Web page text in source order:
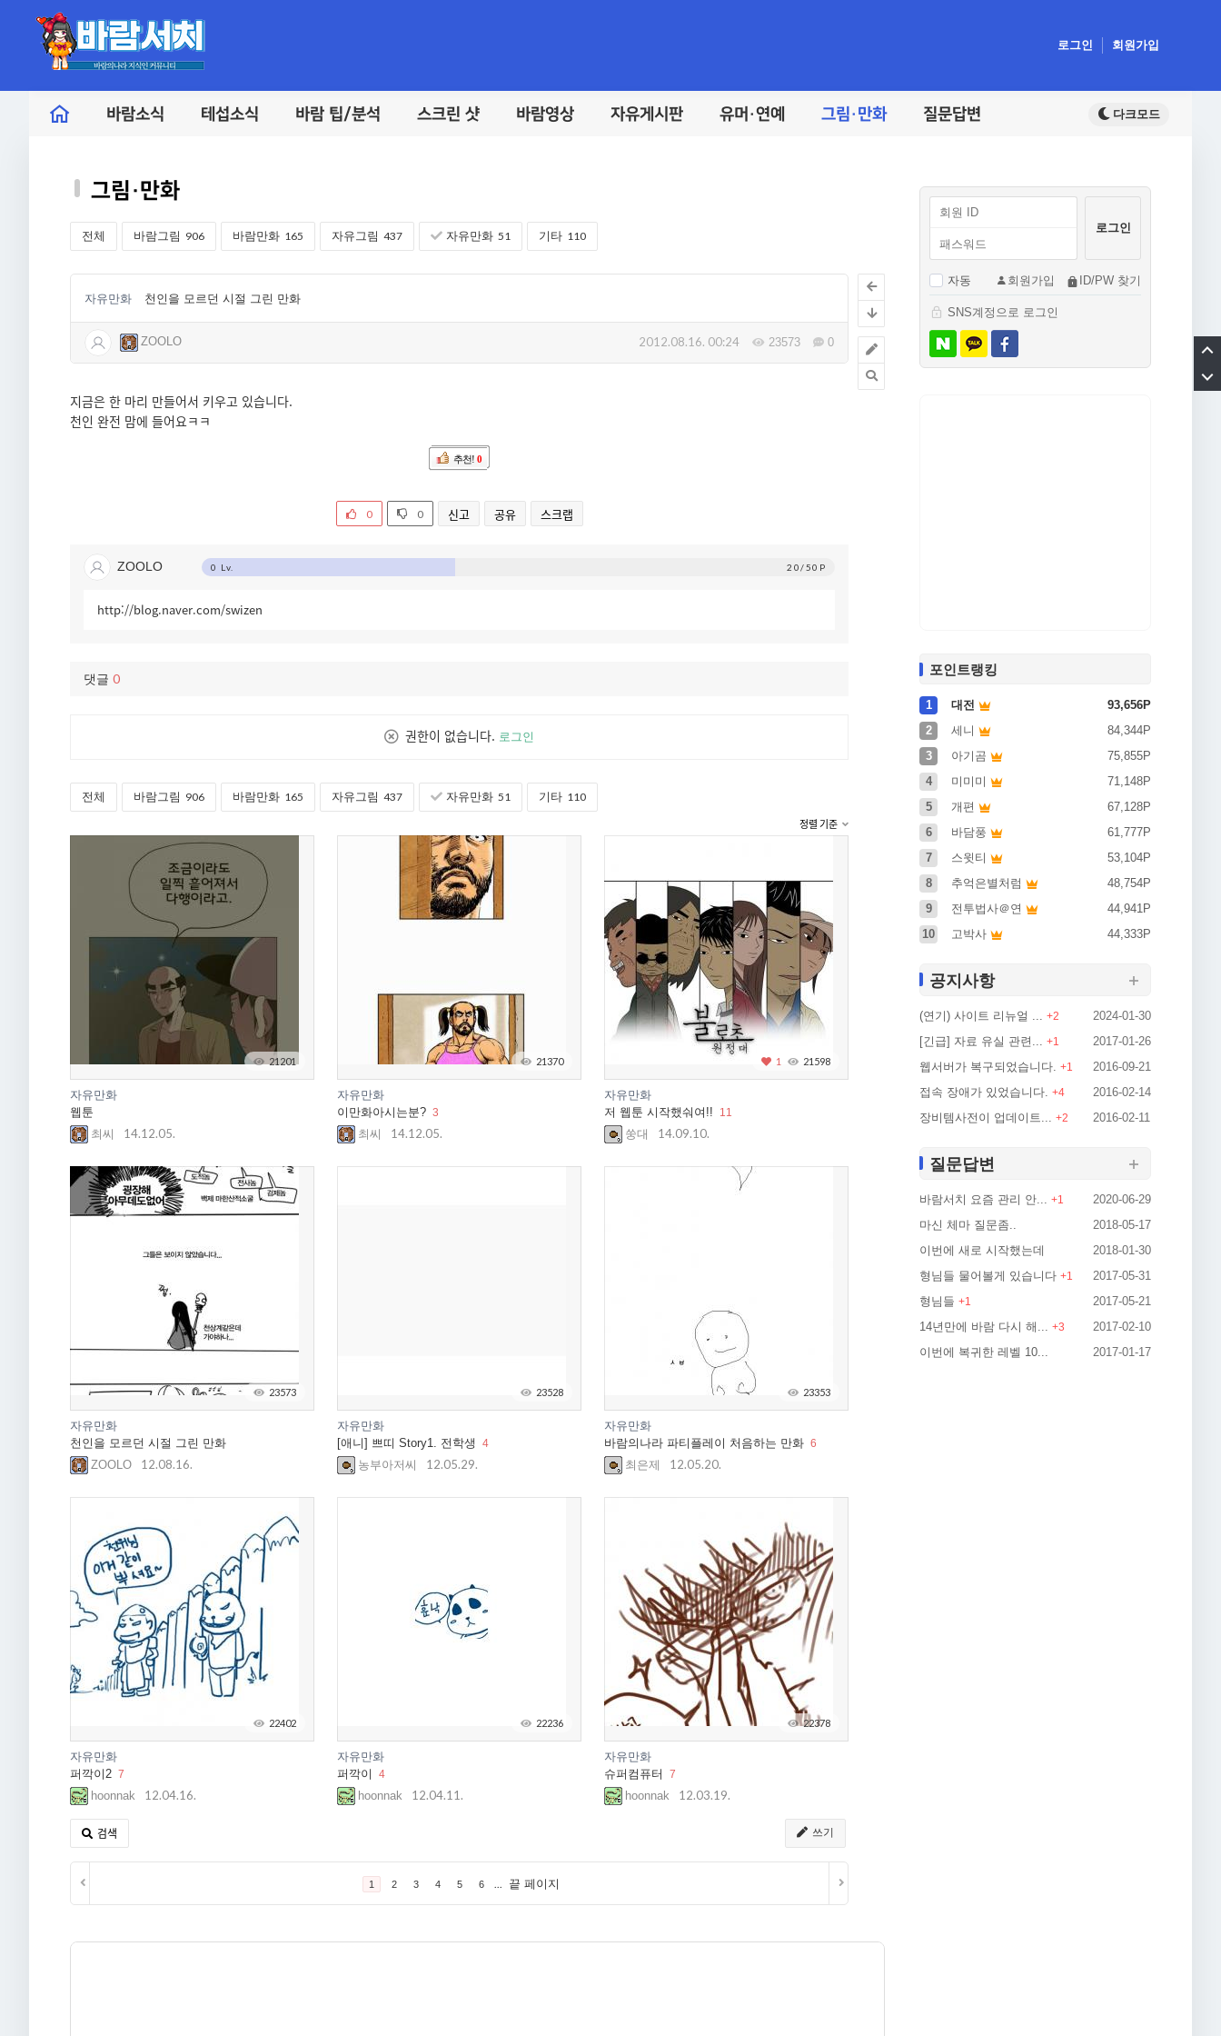
로그인 회원가입
바람소식 테섭소식 바람 팁/분석 스크린 샷 바람영상 자유게시판 유머·연예 그림·만화 질문답변
그림·만화
전체 바람그림 906 바람만화 165 자유그림 437 자유만화 51 기타 110
자유만화 천인을 모르던 시절 그린 만화
ZOOLO 2012.08.16. 00:24 23573 0
지금은 한 마리 만들어서 키우고 있습니다.
천인 완전 맘에 들어요ㅋㅋ
추천! 0
0 0 신고 공유 스크랩
ZOOLO 0 Lv. 20/50P
http://blog.naver.com/swizen
댓글 0
권한이 없습니다. 로그인
전체 바람그림 906 바람만화 165 자유그림 437 자유만화 51 기타 110
정렬 기준
21201
자유만화
웹툰
최씨
14.12.05.
21370
자유만화
이만화아시는분? 3
최씨 14.12.05.
1 21598
자유만화
저 웹툰 시작했숴여!!
11
쑹대 14.09.10.
23573
자유만화
천인을 모르던 시절 그린 만화
ZOOLO
12.08.16.
23528
자유만화
[애니] 쁘띠 Story1. 전학생 4
농부아저씨 12.05.29.
23353
자유만화
바람의나라 파티플레이 처음하는 만화 6
최은제 12.05.20.
22402
자유만화
퍼깍이2 7
hoonnak 12.04.16.
22236
자유만화
퍼깍이
4
hoonnak 12.04.11.
22378
자유만화
슈퍼컴퓨터
7
hoonnak 12.03.19.
검색 쓰기
1 2 3 4 5 6 ... 끝 페이지
자동 회원가입 ID/PW 찾기
SNS계정으로 로그인
포인트랭킹
1 대전
93,656P
2
세니
84,344P
3
아기곰
75,855P
4
미미미
71,148P
5
개편
67,128P
6
바담풍
61,777P
7
스윗티
53,104P
8
추억은별처럼
48,754P
9
전투법사＠연
44,941P
10
고박사 44,333P
공지사항
(연기) 사이트 리뉴얼 ... +2
2024-01-30
[긴급] 자료 유실 관련... +1
2017-01-26
웹서버가 복구되었습니다. +1
2016-09-21
접속 장애가 있었습니다. +4
2016-02-14
장비템사전이 업데이트... +2 2016-02-11
질문답변
바람서치 요즘 관리 안... +1
2020-06-29
마신 체마 질문좀..
2018-05-17
이번에 새로 시작했는데
2018-01-30
형님들 물어볼게 있습니다 +1
2017-05-31
형님들 +1
2017-05-21
14년만에 바람 다시 해... +3
2017-02-10
이번에 복귀한 레벨 10...
2017-01-17